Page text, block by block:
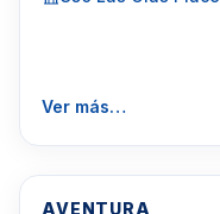
Ver más…
AVENTURA